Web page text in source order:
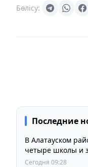
Бөлісу:
Последние
В Алатауском
четыре школы и
Сегодня 09:28